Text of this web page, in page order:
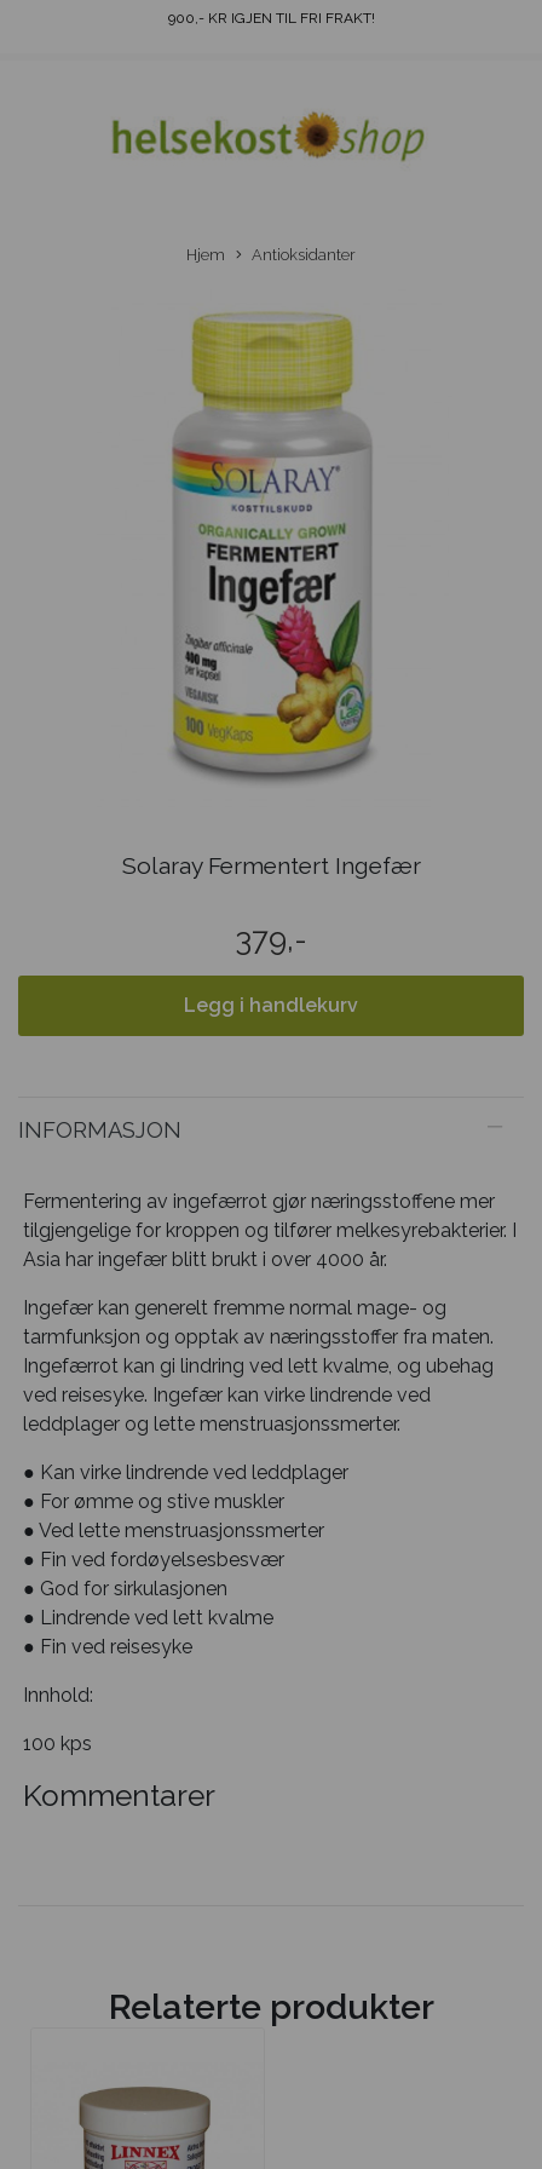
900,- KR IGJEN TIL FRI FRAKT!
Hjem Antioksidanter
Solaray Fermentert Ingefær
379,-
Legg i handlekurv
INFORMASJON
Fermentering av ingefærrot gjør næringsstoffene mer
tilgjengelige for kroppen og tilfører melkesyrebakterier. I
Asia har ingefær blitt brukt i over 4000 år.
Ingefær kan generelt fremme normal mage- og
tarmfunksjon og opptak av næringsstoffer fra maten.
Ingefærrot kan gi lindring ved lett kvalme, og ubehag
ved reisesyke. Ingefær kan virke lindrende ved
leddplager og lette menstruasjonssmerter.
● Kan virke lindrende ved leddplager
● For ømme og stive muskler
● Ved lette menstruasjonssmerter
● Fin ved fordøyelsesbesvær
● God for sirkulasjonen
● Lindrende ved lett kvalme
● Fin ved reisesyke
Innhold:
100 kps
Kommentarer
Relaterte produkter